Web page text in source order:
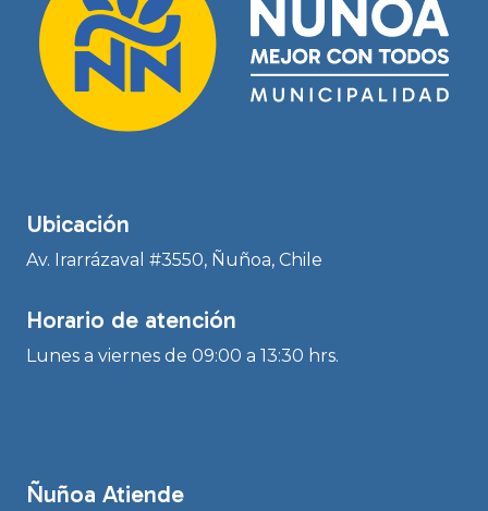
Ubicación
Av. Irarrázaval #3550, Ñuñoa, Chile
Horario de atención
Lunes a viernes de 09:00 a 13:30 hrs.
Ñuñoa Atiende